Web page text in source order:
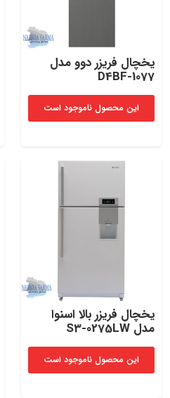
یخچال‌ فریزر دوو مدل
D4BF-1077
این محصول ناموجود است
یخچال فریزر بالا اسنوا
مدل S3-0275LW
این محصول ناموجود است